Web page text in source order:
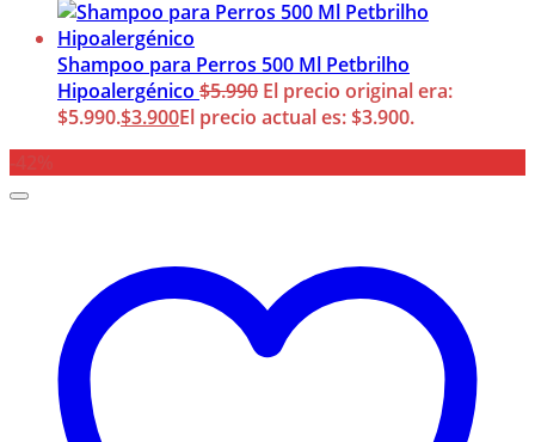
Shampoo para Perros 500 Ml Petbrilho
Hipoalergénico $5.990 El precio original era:
$5.990.$3.900El precio actual es: $3.900.